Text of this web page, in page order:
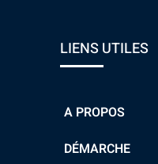
LIENS UTILES
A PROPOS
DÉMARCHE